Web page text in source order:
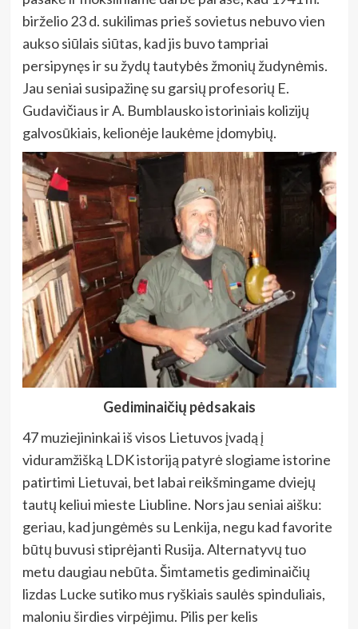
birželio 23 d. sukilimas prieš sovietus nebuvo vien
aukso siūlais siūtas, kad jis buvo tampriai
persipynęs ir su žydų tautybės žmonių žudynėmis.
Jau seniai susipažinę su garsių profesorių E.
Gudavičiaus ir A. Bumblausko istoriniais kolizijų
galvosūkiais, kelionėje laukėme įdomybių.
Gediminaičių pėdsakais
47 muziejininkai iš visos Lietuvos įvadą į
viduramžišką LDK istoriją patyrė slogiame istorine
patirtimi Lietuvai, bet labai reikšmingame dviejų
tautų keliui mieste Liubline. Nors jau seniai aišku:
geriau, kad jungėmės su Lenkija, negu kad favorite
būtų buvusi stiprėjanti Rusija. Alternatyvų tuo
metu daugiau nebūta. Šimtametis gediminaičių
lizdas Lucke sutiko mus ryškiais saulės spinduliais,
maloniu širdies virpėjimu. Pilis per kelis